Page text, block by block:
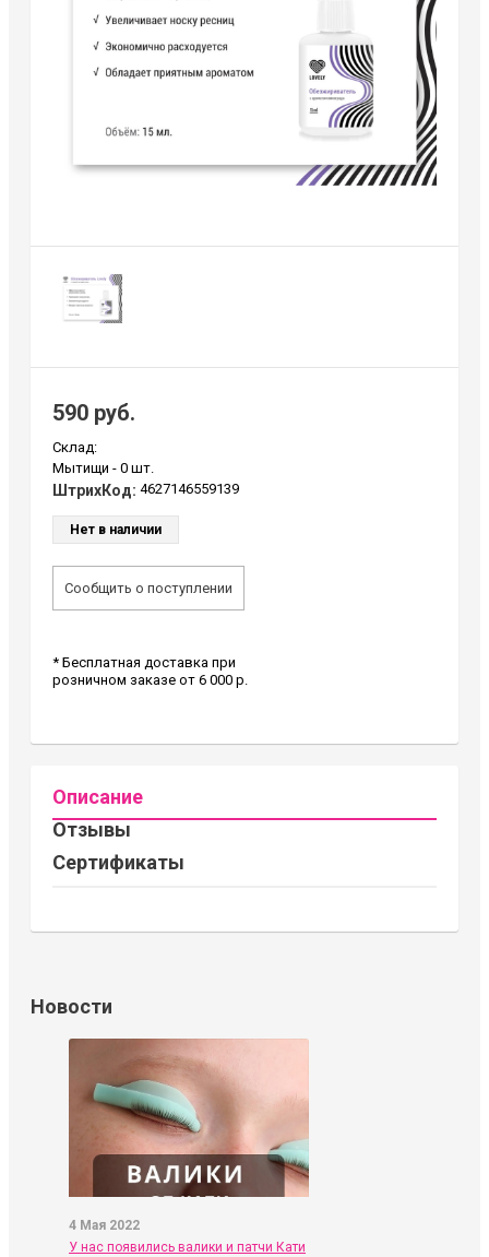
590 руб.
Склад:
Мытищи - 0 шт.
ШтрихКод: 4627146559139
Нет в наличии
Сообщить о поступлении
* Бесплатная доставка при
розничном заказе от 6 000 р.
Описание
Отзывы
Сертификаты
Новости
4 Мая 2022
У нас появились валики и патчи Кати